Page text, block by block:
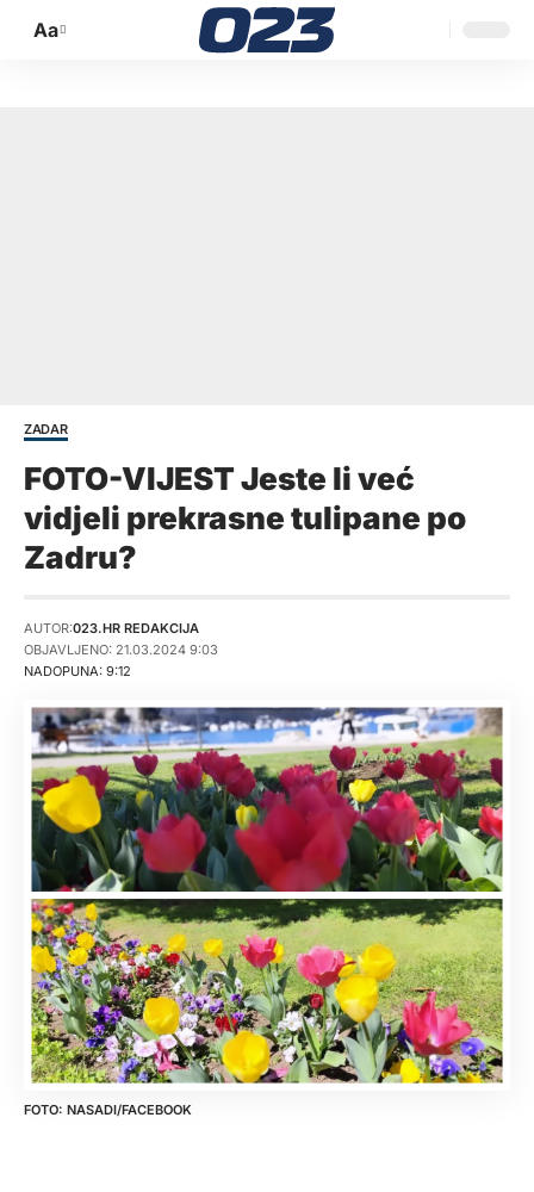
Promijeni
Aa
ZADAR
FOTO-VIJEST Jeste li već
vidjeli prekrasne tulipane po
Zadru?
NADOPUNA: 9:12
AUTOR:023.HR REDAKCIJA
OBJAVLJENO: 21.03.2024 9:03
NASADI/FACEBOOK